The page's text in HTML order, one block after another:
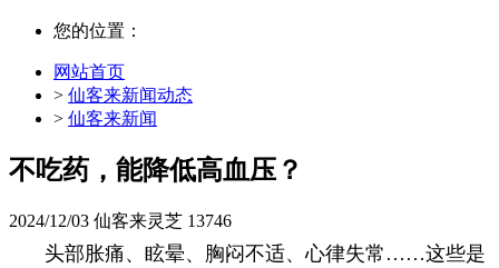
您的位置：
网站首页
> 仙客来新闻动态
> 仙客来新闻
不吃药，能降低高血压？
2024/12/03 仙客来灵芝 13746
头部胀痛、眩晕、胸闷不适、心律失常……这些是